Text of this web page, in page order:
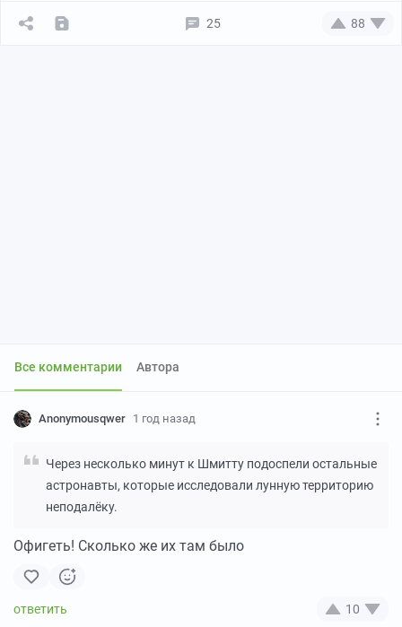
25 88
Все комментарии Автора
Anonymousqwer 1 год назад
Через несколько минут к Шмитту подоспели остальные
астронавты, которые исследовали лунную территорию
неподалёку.
Офигеть! Сколько же их там было
10